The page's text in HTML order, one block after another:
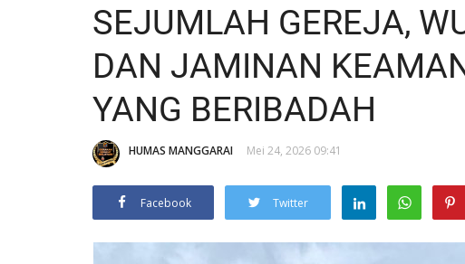
SEJUMLAH GEREJA,
DAN JAMINAN
YANG BERIBADAH
HUMAS MANGGARAI Mei 24, 2026 09:41
Facebook Twitter